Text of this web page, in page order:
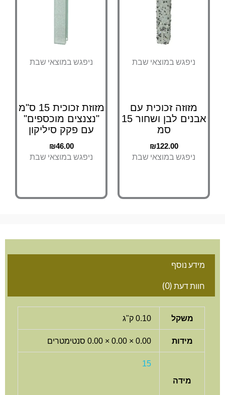
ניפגש במוצאי שבת
מזוזה זכוכית עם
אבנים לבן ושחור 15
סמ
₪122.00
ניפגש במוצאי שבת
ניפגש במוצאי שבת
מזוזת זכוכית 15 ס"מ
"נצנצים מוכספים"
עם פקק סיליקון
₪46.00
ניפגש במוצאי שבת
מידע נוסף
חוות דעת (0)
משקל 0.10 ק"ג
מידות 0.00 × 0.00 × 0.00 סנטימטרים
מידה
15